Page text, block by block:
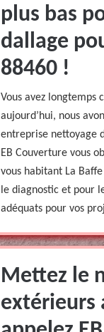
plus bas
dallage
88460 !
Vous avez longtemps
aujourd’hui, nous
entreprise nettoyage
EB Couverture vous
vous habitant La
le diagnostic et pour
adéquats pour vos
Mettez le
extérieurs